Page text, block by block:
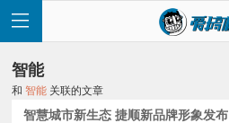
智能
和智能 关联的文章
智慧城市新生态 捷顺新品牌形象发布